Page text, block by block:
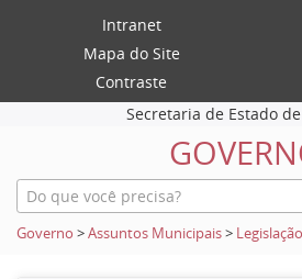
Intranet
Mapa do Site
Contraste
Secretaria de Estado
Governo >Assuntos Municipais> Legislação